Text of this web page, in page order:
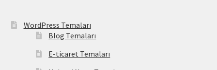
WordPress Temaları
Blog Temaları
E-ticaret Temaları